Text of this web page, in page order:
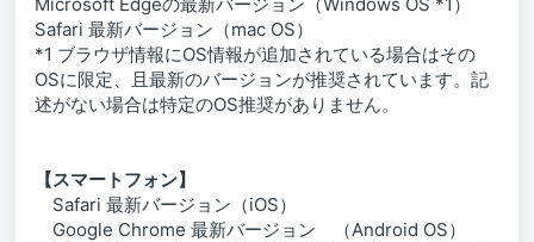
Safari 最新バージョン（mac OS）
*1 ブラウザ情報にOS情報が追加されている場合はその
OSに限定、且最新のバージョンが推奨されています。記
述がない場合は特定のOS推奨がありません。
【スマートフォン】
Safari 最新バージョン（iOS）
Google Chrome 最新バージョン （Android OS）